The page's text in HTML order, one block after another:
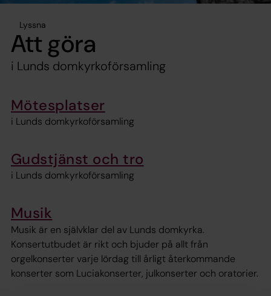
Lyssna
Att göra
i Lunds domkyrkoförsamling
Mötesplatser
i Lunds domkyrkoförsamling
Gudstjänst och tro
i Lunds domkyrkoförsamling
Musik
Musik är en självklar del av Lunds domkyrka.
Konsertutbudet är rikt och bjuder på allt från
orgelkonserter varje lördag till årligt återkommande
konserter som Luciakonserter, julkonserter och oratorier.